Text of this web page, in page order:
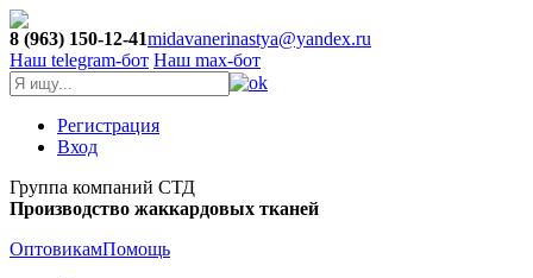
8 (963) 150-12-41midavanerinastya@yandex.ru
Наш telegram-бот Наш max-бот
Регистрация
Вход
Группа компаний СТД
Производство жаккардовых тканей
ОптовикамПомощь